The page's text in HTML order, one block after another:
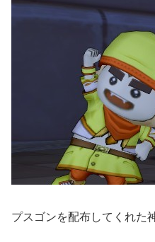
プスゴンを配布してくれた